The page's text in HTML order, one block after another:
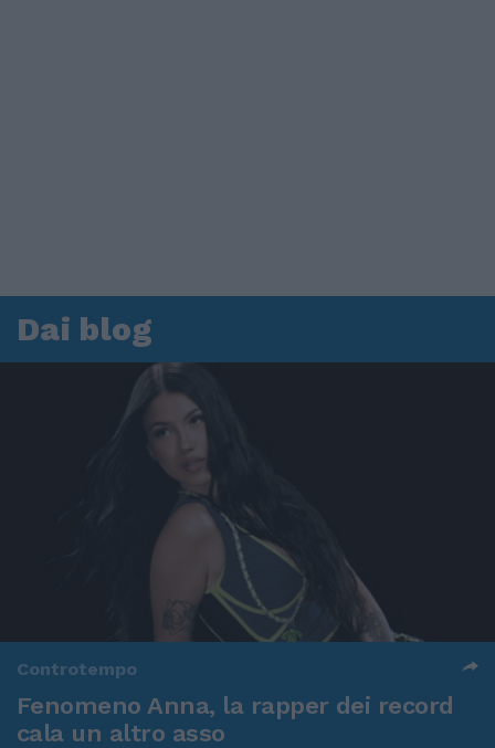
Dai blog
Controtempo
Fenomeno Anna, la rapper dei record
cala un altro asso